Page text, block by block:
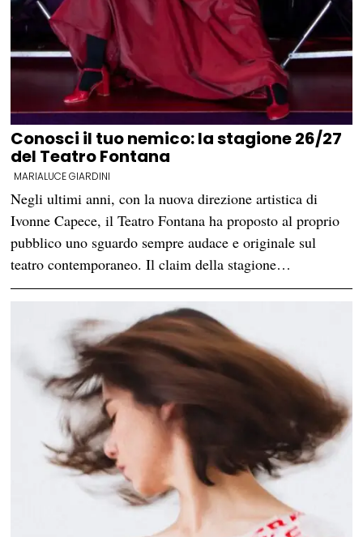
Conosci il tuo nemico: la stagione 26/27
del Teatro Fontana
MARIALUCE GIARDINI
Negli ultimi anni, con la nuova direzione artistica di
Ivonne Capece, il Teatro Fontana ha proposto al proprio
pubblico uno sguardo sempre audace e originale sul
teatro contemporaneo. Il claim della stagione…